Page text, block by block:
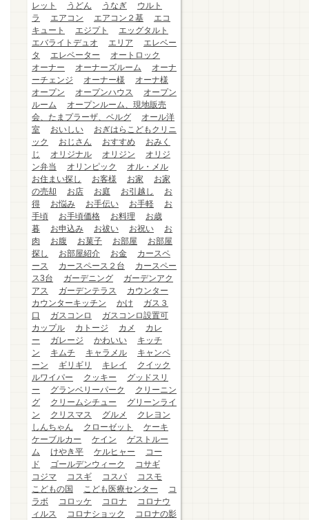
レット
うどん うなぎ
ウルト
ラ
エアコン エアコン２基
エコ
キュート
エジプト
エッグタルト
エバライトデュオ
エリア
エレベー
タ
エレベーター
オートロック
オーナー
オーナーズルーム
オーナ
ーチェンジ
オーナー様
オーナ様
オープン
オープンハウス
オープン
ルーム
オープンルーム、現地販売
会、たまプラーザ、ベルグ
オール洋
室
おいしい
おぎはらこどもクリニ
ック
おじさん おすすめ
おみく
じ
オリジナル オリジン
オリジ
ン弁当
オリンピック
オル・メル
お住まい探し
お客様 お家
お家
の売却
お店 お庭 お引越し
お
得
お悩み お手伝い お手軽
お
手頃
お手頃価格 お料理
お歳
暮
お申込み お祓い お祝い
お
肉
お腹 お菓子 お部屋
お部屋
探し
お部屋紹介 お金
カースペ
ース
カースペース２台
カースペー
ス3台
ガーデニング
ガーデンアク
アス
ガーデンテラス
カウンター
カウンターキッチン
かけ
ガス３
口
ガスコンロ
ガスコンロ設置可
カップル
カトージ カメ
カレ
ー
ガレージ かわいい
キッチ
ン
キムチ キャラメル
キャンペ
ーン
ギリギリ キレイ
クイック
ルワイパー
クッキー
グッドスリ
ー
グランベリーパーク
クリーニン
グ
クリームシチュー
グリーンライ
ン
クリスマス グルメ
クレヨン
しんちゃん
クローゼット
ケーキ
ケーブルカー
ケイン
ゲストルー
ム
けやき平 ケルヒャー
コー
ド
ゴールデンウィーク
コサギ
コジマ
コスギ コスパ
コスモ
こどもの国
こども医療センター
コ
ラボ
コロッケ コロナ
コロナウ
ィルス
コロナショック
コロナの影